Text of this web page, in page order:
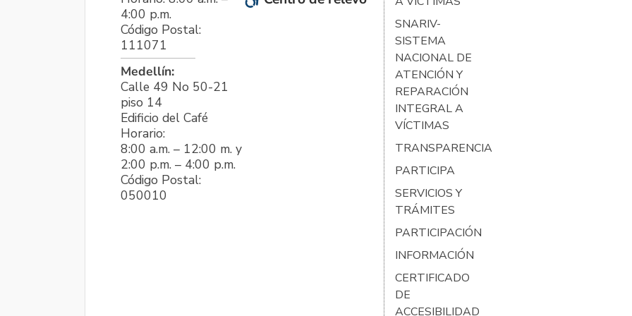
4:00 p.m.
Código Postal:
111071
Medellín:
Calle 49 No 50-21
piso 14
Edificio del Café
Horario:
8:00 a.m. – 12:00 m. y
2:00 p.m. – 4:00 p.m.
Código Postal:
050010
SNARIV-
SISTEMA
NACIONAL DE
ATENCIÓN Y
REPARACIÓN
INTEGRAL A
VÍCTIMAS
TRANSPARENCIA
PARTICIPA
SERVICIOS Y
TRÁMITES
PARTICIPACIÓN
INFORMACIÓN
CERTIFICADO
DE
ACCESIBILIDAD